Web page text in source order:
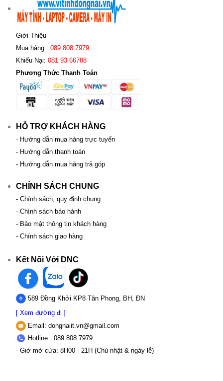
Giới Thiệu
Mua hàng : 089 808 7979
Khiếu Nại: 081 93 66788
Phương Thức Thanh Toán
HỖ TRỢ KHÁCH HÀNG
- Hướng dẫn mua hàng trực tuyến
- Hướng dẫn thanh toán
- Hướng dẫn mua hàng trả góp
CHÍNH SÁCH CHUNG
- Chính sách, quy định chung
- Chính sách bảo hành
- Bảo mật thông tin khách hàng
- Chính sách giao hàng
Kết Nối Với DNC
589 Đồng Khởi KP8 Tân Phong, BH, ĐN
[ Xem đường đi ]
Email: dongnaiit.vn@gmail.com
Hotline : 089 808 7979
- Giờ mở cửa: 8H00 - 21H (Chủ nhật & ngày lễ)